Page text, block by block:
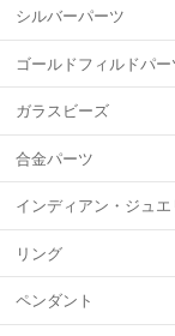
シルバーパーツ
ゴールドフィルドパー
ガラスビーズ
合金パーツ
インディアン・ジュエ
リング
ペンダント